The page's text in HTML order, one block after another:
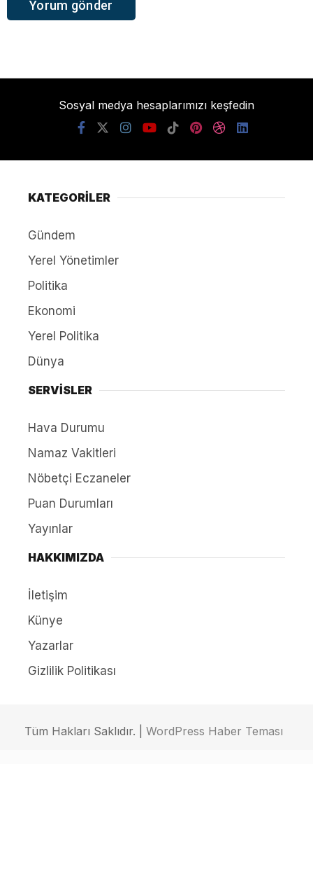
Sosyal medya hesaplarımızı keşfedin
KATEGORİLER
Gündem
Yerel Yönetimler
Politika
Ekonomi
Yerel Politika
Dünya
SERVİSLER
Hava Durumu
Namaz Vakitleri
Nöbetçi Eczaneler
Puan Durumları
Yayınlar
HAKKIMIZDA
İletişim
Künye
Yazarlar
Gizlilik Politikası
Tüm Hakları Saklıdır. | WordPress Haber Teması